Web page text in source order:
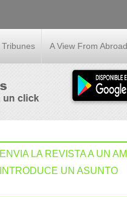
Tribunes A View From Abroad
ENVIA LA REVISTA A UN
INTRODUCE UN ASUNTO